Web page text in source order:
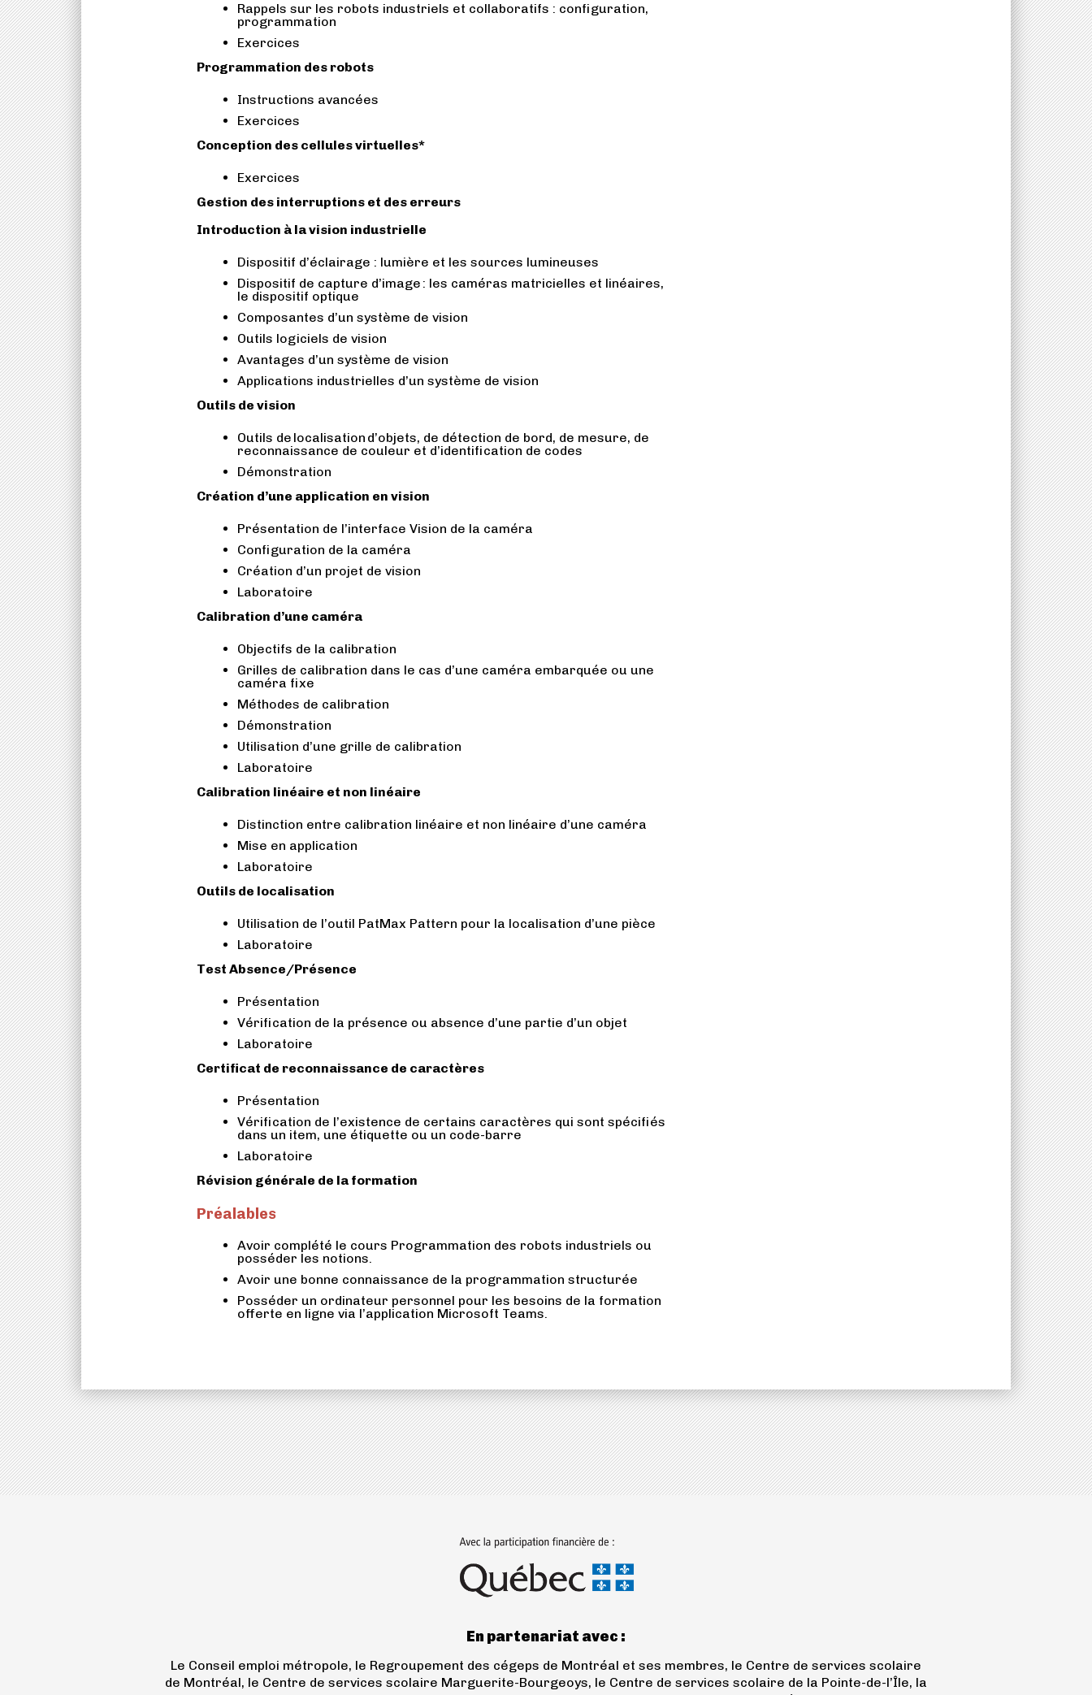
Rappels sur les robots industriels et collaboratifs : configuration,
programmation
Exercices
Programmation des robots
Instructions avancées
Exercices
Conception des cellules virtuelles*
Exercices
Gestion des interruptions et des erreurs
Introduction à la vision industrielle
Dispositif d’éclairage : lumière et les sources lumineuses
Dispositif de capture d’image : les caméras matricielles et linéaires,
le dispositif optique
Composantes d’un système de vision
Outils logiciels de vision
Avantages d’un système de vision
Applications industrielles d’un système de vision
Outils de vision
Outils de localisation d’objets, de détection de bord, de mesure, de
reconnaissance de couleur et d’identification de codes
Démonstration
Création d’une application en vision
Présentation de l’interface Vision de la caméra
Configuration de la caméra
Création d’un projet de vision
Laboratoire
Calibration d’une caméra
Objectifs de la calibration
Grilles de calibration dans le cas d’une caméra embarquée ou une
caméra fixe
Méthodes de calibration
Démonstration
Utilisation d’une grille de calibration
Laboratoire
Calibration linéaire et non linéaire
Distinction entre calibration linéaire et non linéaire d’une caméra
Mise en application
Laboratoire
Outils de localisation
Utilisation de l’outil PatMax Pattern pour la localisation d’une pièce
Laboratoire
Test Absence/Présence
Présentation
Vérification de la présence ou absence d’une partie d’un objet
Laboratoire
Certificat de reconnaissance de caractères
Présentation
Vérification de l’existence de certains caractères qui sont spécifiés
dans un item, une étiquette ou un code-barre
Laboratoire
Révision générale de la formation
Préalables
Avoir complété le cours Programmation des robots industriels ou
posséder les notions.
Avoir une bonne connaissance de la programmation structurée
Posséder un ordinateur personnel pour les besoins de la formation
offerte en ligne via l’application Microsoft Teams.
En partenariat avec :
Le Conseil emploi métropole, le Regroupement des cégeps de Montréal et ses membres, le Centre de services scolaire
de Montréal, le Centre de services scolaire Marguerite-Bourgeoys, le Centre de services scolaire de la Pointe-de-l’Île, la